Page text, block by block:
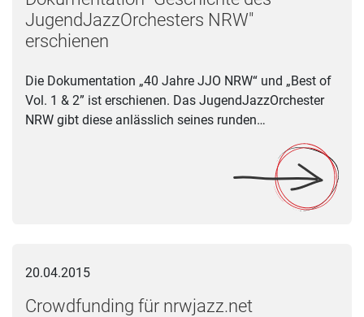
JugendJazzOrchesters NRW"
erschienen
Die Dokumentation „40 Jahre JJO NRW“ und „Best of
Vol. 1 & 2” ist erschienen. Das JugendJazzOrchester
NRW gibt diese anlässlich seines runden…
20.04.2015
Crowdfunding für nrwjazz.net